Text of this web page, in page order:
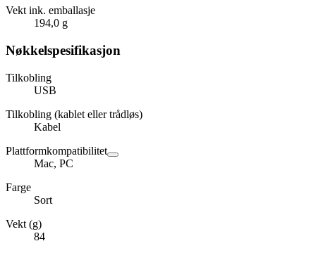
Vekt ink. emballasje
194,0 g
Nøkkelspesifikasjon
Tilkobling
USB
Tilkobling (kablet eller trådløs)
Kabel
Plattformkompatibilitet
Mac, PC
Farge
Sort
Vekt (g)
84